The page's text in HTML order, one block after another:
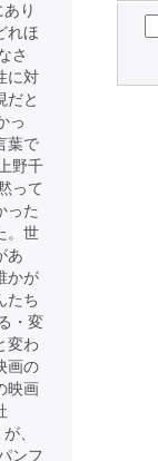
り
れほ
さ
に対
だと
っ
葉で
野千
って
った
。世
あ
かが
たち
・変
変わ
画の
映画
、
ンフ